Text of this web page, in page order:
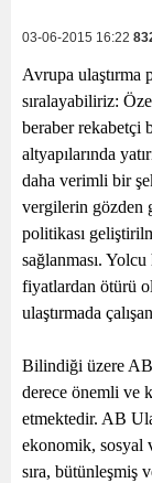
03-06-2015 16:22
Avrupa ulaştırma
sıralayabiliriz:
beraber rekabetçi
altyapılarında
daha verimli bir
vergilerin gözden
politikası
sağlanması.
fiyatlardan ötürü
ulaştırmada
Bilindiği üzere AB
derece önemli ve
etmektedir. AB
ekonomik, sosyal
sıra, bütünleşmiş